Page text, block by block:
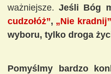
ważniejsze. Jeśli Bóg
cudzołóż”, „Nie
wyboru, tylko droga
Pomyślmy bardzo